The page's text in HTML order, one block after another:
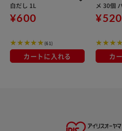
白だし 1L
¥600
(61)
カートに入れる
メ 30個
¥520
カ